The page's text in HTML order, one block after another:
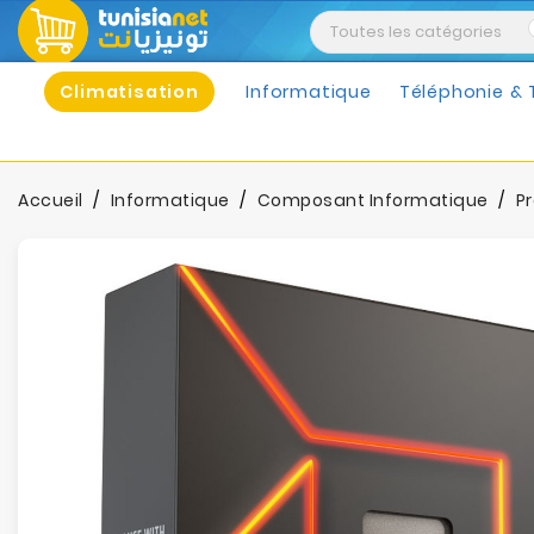
Climatisation Informatique Téléphonie &
Accueil Informatique Composant Informatique